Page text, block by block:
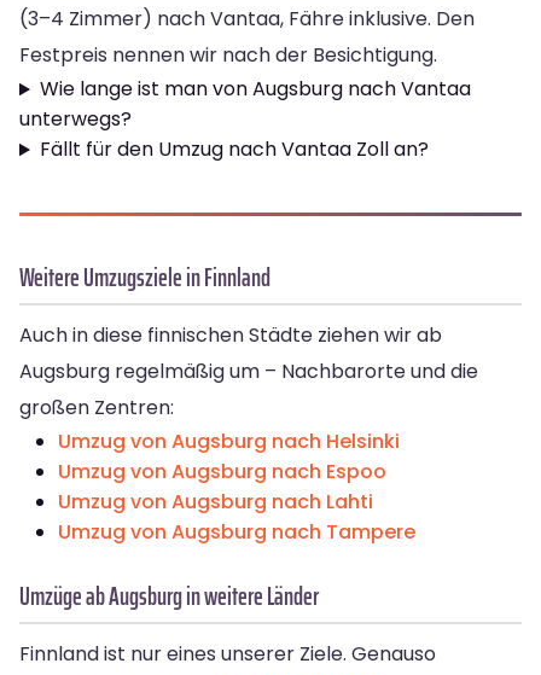
(3–4 Zimmer) nach Vantaa, Fähre inklusive. Den
Festpreis nennen wir nach der Besichtigung.
Wie lange ist man von Augsburg nach Vantaa
unterwegs?
Fällt für den Umzug nach Vantaa Zoll an?
Weitere Umzugsziele in Finnland
Auch in diese finnischen Städte ziehen wir ab
Augsburg regelmäßig um – Nachbarorte und die
großen Zentren:
Umzug von Augsburg nach Helsinki
Umzug von Augsburg nach Espoo
Umzug von Augsburg nach Lahti
Umzug von Augsburg nach Tampere
Umzüge ab Augsburg in weitere Länder
Finnland ist nur eines unserer Ziele. Genauso